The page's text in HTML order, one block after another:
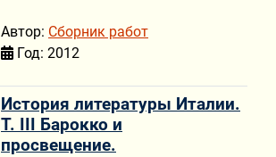
Автор: Сборник работ
Год: 2012
История литературы Италии.
Т. III Барокко и
просвещение.